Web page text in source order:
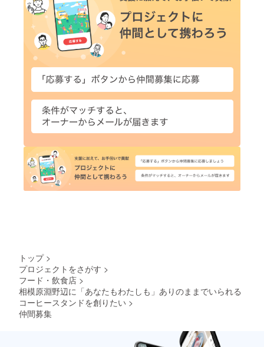
トップ >
プロジェクトをさがす >
フード・飲食店 >
相模原淵野辺に「あなたもわたしも」ありのままでいられる
コーヒースタンドを創りたい >
仲間募集